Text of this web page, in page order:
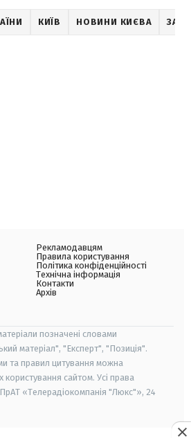
КИЇВ НОВИНИ КИЄВА
Рекламодавцям
Правила користування
Політика конфіденційності
Технічна інформація
Контакти
Архів
позначені словами
матеріал", "Експерт", "Позиція".
та правил цитування можна
сайтом. Усі права
«Телерадіокомпанія "Люкс"», 24